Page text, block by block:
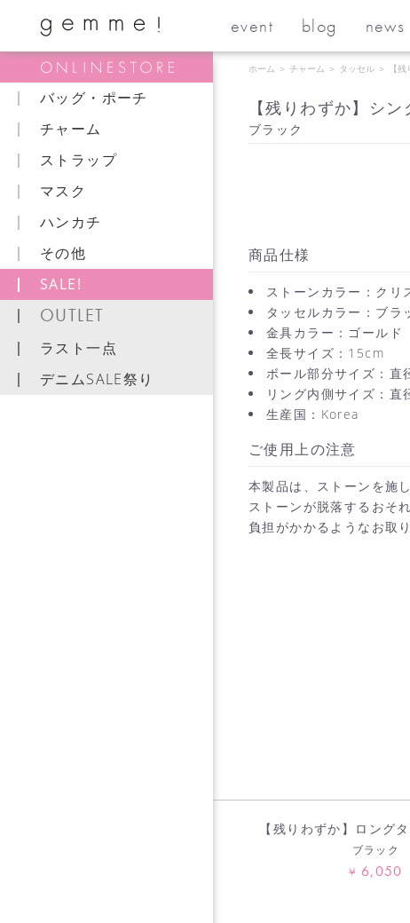
event blog news
バッグ・ポーチ
チャーム
ストラップ
マスク
ハンカチ
その他
SALE!
OUTLET
ラスト一点
デニムSALE祭り
ホーム ＞ チャーム ＞ タッセル ＞ 【
【残りわずか】シ
ブラック
商品仕様
ストーンカラー：クリ
タッセルカラー：ブラ
金具カラー：ゴールド
全長サイズ：15cm
ボール部分サイズ：直
リング内側サイズ：直
生産国：Korea
ご使用上の注意
本製品は、ストーンを施
ストーンが脱落するおそ
負担がかかるようなお取
【残りわずか】ロング
ブラック
¥ 6,050